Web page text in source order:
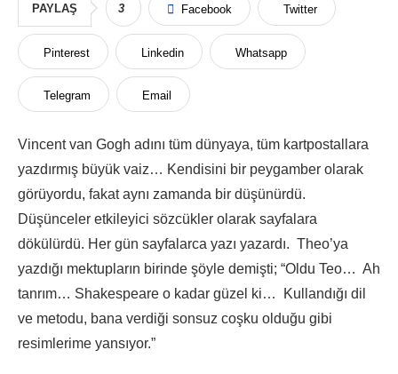
PAYLAŞ 3 Facebook Twitter
Pinterest Linkedin Whatsapp
Telegram Email
Vincent van Gogh adını tüm dünyaya, tüm kartpostallara
yazdırmış büyük vaiz… Kendisini bir peygamber olarak
görüyordu, fakat aynı zamanda bir düşünürdü.
Düşünceler etkileyici sözcükler olarak sayfalara
dökülürdü. Her gün sayfalarca yazı yazardı. Theo’ya
yazdığı mektupların birinde şöyle demişti; “Oldu Teo… Ah
tanrım… Shakespeare o kadar güzel ki… Kullandığı dil
ve metodu, bana verdiği sonsuz coşku olduğu gibi
resimlerime yansıyor.”